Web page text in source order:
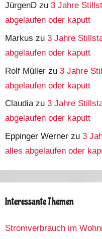
JürgenD zu3 Jahre
abgelaufen oder kaputt
Markus zu3 Jahre
abgelaufen oder kaputt
Rolf Müller zu3 Jahre
abgelaufen oder kaputt
Claudiazu3 Jahre
abgelaufen oder kaputt
Eppinger Werner zu3
alles abgelaufen oder
Interessante Themen
Stromverbrauch im